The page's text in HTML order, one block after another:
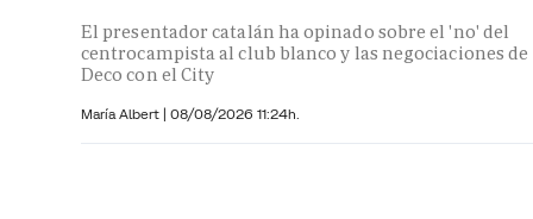
El presentador catalán ha opinado sobre el 'no' del
centrocampista al club blanco y las negociaciones de
Deco con el City
María Albert | 08/08/2026 11:24h.